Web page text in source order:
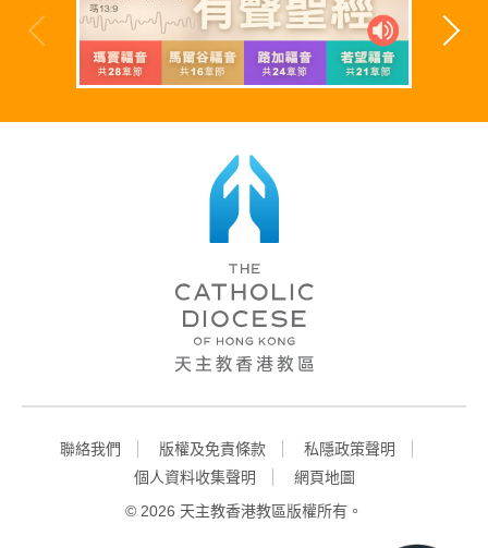
聯絡我們 版權及免責條款
私隱政策聲明
個人資料收集聲明
網頁地圖
© 2026 天主教香港教區版權所有。